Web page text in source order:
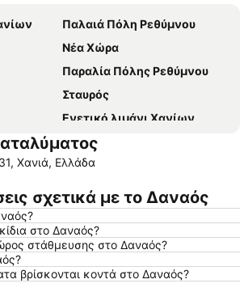
Παλαιά Πόλη Ρεθύμνου
Νέα Χώρα
Παραλία Πόλης Ρεθύμνου
Σταυρός
Ενετικό λιμάνι Χανίων
Διεθνές Αεροδρόμιο Χανίων
Κουμ Καπί
Παραλία Ροδάκινο
Αλμυρίδα
Χαλέπα
Λίμνη Κουρνά
Χανιά, Ελλάδα
σχετικά με το Δαναός
στο Δαναός?
στάθμευσης στο Δαναός?
βρίσκονται κοντά στο Δαναός?